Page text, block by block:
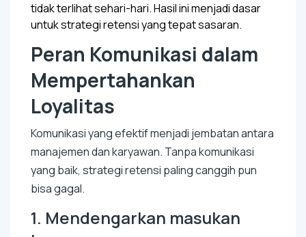
tidak terlihat sehari-hari. Hasil ini menjadi dasar
untuk strategi retensi yang tepat sasaran.
Peran Komunikasi dalam
Mempertahankan
Loyalitas
Komunikasi yang efektif menjadi jembatan antara
manajemen dan karyawan. Tanpa komunikasi
yang baik, strategi retensi paling canggih pun
bisa gagal.
1. Mendengarkan masukan